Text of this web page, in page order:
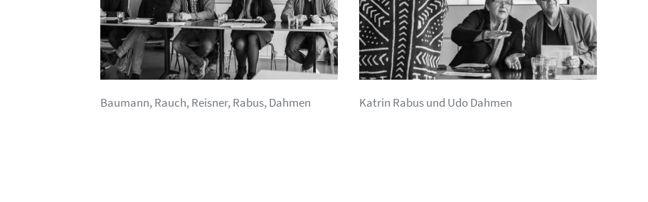
Baumann, Rauch, Reisner, Rabus, Dahmen Katrin Rabus und Udo Dahmen